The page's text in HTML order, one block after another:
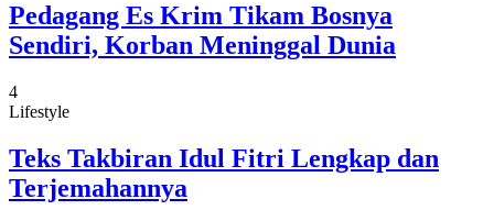
Pedagang Es Krim Tikam Bosnya
Sendiri, Korban Meninggal Dunia
4
Lifestyle
Teks Takbiran Idul Fitri Lengkap dan
Terjemahannya